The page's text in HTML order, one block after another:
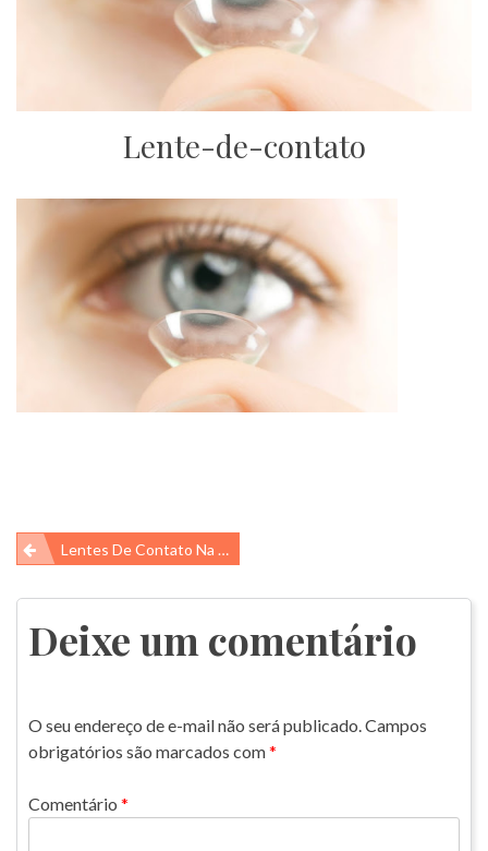
Lente-de-contato
Navegação
de
Post
Lentes De Contato Na Água?
Deixe um comentário
O seu endereço de e-mail não será publicado.Campos
obrigatórios são marcados com*
Comentário *